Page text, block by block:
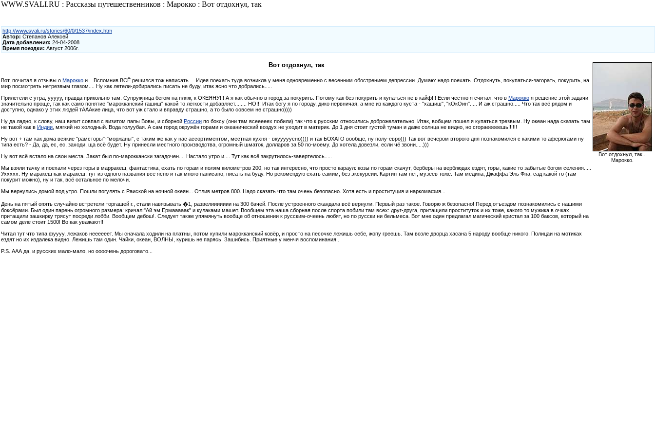
WWW.SVALI.RU : Рассказы путешественников : Марокко : Вот отдохнул, так
http://www.svali.ru/stories/60/0/1537/index.htm
Автор: Степанов Алексей
Дата добавления: 24-04-2008
Время поездки: Август 2006г.
Вот отдохнул, так
Вот, почитал я отзывы о Марокко и... Вспомнив ВСЁ решился тож написать.... Идея поехать туда возникла у меня одновременно с весенним обострением депрессии. Думаю: надо поехать. Отдохнуть, покупаться-загорать, покурить, на
мир посмотреть нетрезвым глазом.... Ну как летели-добирались писать не буду, итак ясно что добрались.....
Прилетели с утра, ууууу, правда прикольно там. Супружница бегом на пляж, к ОКЕЯНУ!!! А я как обычно в город за покурить. Потому как без покурить и купаться не в кайф!!! Если честно я считал, что в Марокко я решение этой задачи
значительно проще, так как само понятие "марокканский гашиш" какой то лёгкости добавляет........ НО!!! Итак бегу я по городу, дико нервничая, а мне из каждого куста - "хашиш", "кОкОин"..... И аж страшно..... Что так всё рядом и
доступно, однако у этих людей тАААкие лица, что вот уж стало и вправду страшно, а то было совсем не страшно))))
Ну да ладно, к слову, наш визит совпал с визитом папы Вовы, и сборной России по боксу (они там всееееех побили) так что к русским относились доброжелательно. Итак, вобщем пошел я купаться трезвым. Ну океан нада сказать там
не такой как в Индии , мягкий но холодный. Вода голуубая. А сам город окружён горами и океанический воздух не уходит в материк. До 1 дня стоит густой туман и даже солнца не видно, но сгораееееешь!!!!!!
Ну вот + там как дома всякие "рамсторы"-"моржаны", с таким же как у нас ассортиментом, местная кухня - вкууууусно)))) и так БОХАТО вообще, ну полу-евро))) Так вот вечером второго дня познакомился с какими то аферюгами ну
типа есть? - Да, да, ес, ес, заходи, ща всё будет. Ну принесли местного производства, огромный шматок, долларов за 50 по-моему. До хотела довезли, если чё звони.....)))
Ну вот всё встало на свои места. Закат был по-мароккански загадочен.... Настало утро и.... Тут как всё закрутилось-завертелось.....
Мы взяли тачку и поехали через горы в марракеш, фантастика, ехать по горам и полям километров 200, но так интересно, что просто караул: козы по горам скачут, берберы на верблюдах ездят, горы, какие то забытые богом селения.....
Уххххх. Ну маракеш как маракеш, тут из одного названия всё ясно и так много написано, писать на буду. Но рекомендую ехать самим, без экскурсии. Картин там нет, музеев тоже. Там медина, Джаффа Эль Фна, сад какой то (там
покурит можно), ну и так, всё остальное по мелочи.
Мы вернулись домой под утро. Пошли погулять с Раиской на ночной океян... Отлив метров 800. Надо сказать что там очень безопасно. Хотя есть и проституция и наркомафия...
День на пятый опять случайно встретели торгашей г., стали навязывать �1, развелиииииии на 300 бачей. После устроенного скандала всё вернули. Первый раз такое. Говорю ж безопасно! Перед отъездом познакомились с нашими
боксёрами. Был один парень огромного размера: кричал:"Ай эм Ермааааак" и кулаками машет. Вообщем эта наша сборная после спорта побили там всех: друг-друга, притащили проституток и их тоже, какого то мужика в очках
притащили зашкирку трясут посреди лобби. Вообщем дебош!. Следует также упямянуть вообще об отношении к русским-очеень любят, но по русски ни бельмеса. Вот мне один предлагал магический кристал за 100 баксов, который на
самом деле стоит 1500! Во как уважают!!
Читал тут что типа фуууу, лежаков неееееет. Мы сначала ходили на платны, потом купили марокканский ковёр, и просто на песочке лежишь себе, жопу греешь. Там возле дворца хасана 5 народу вообще никого. Полицаи на мотиках
ездят но их издалека видно. Лежишь там один. Чайки, океан, ВОЛНЫ, куришь не парясь. Зашибись. Приятные у менчя воспоминания..
P.S. ААА да, и русских мало-мало, но оооочень дороговато...
Вот отдохнул, так...
Марокко.